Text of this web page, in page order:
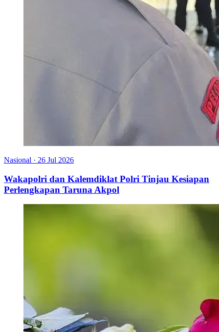
Nasional · 26 Jul 2026
Wakapolri dan Kalemdiklat Polri Tinjau Kesiapan
Perlengkapan Taruna Akpol